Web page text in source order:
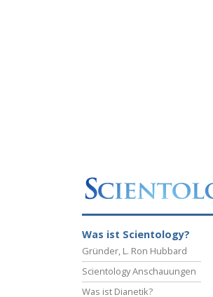
Was ist Scientology?
Gründer, L. Ron Hubbard
Scientology Anschauungen
Was ist Dianetik?